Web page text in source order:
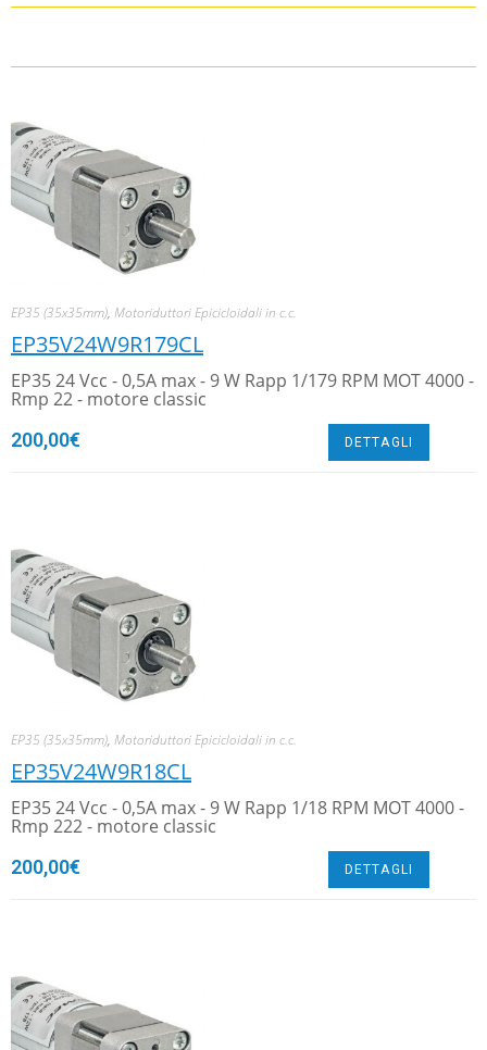
EP35 (35x35mm), Motoriduttori Epicicloidali in c.c.
EP35V24W9R179CL
EP35 24 Vcc - 0,5A max - 9 W Rapp 1/179 RPM MOT 4000 -
Rmp 22 - motore classic
200,00€ DETTAGLI
EP35 (35x35mm), Motoriduttori Epicicloidali in c.c.
EP35V24W9R18CL
EP35 24 Vcc - 0,5A max - 9 W Rapp 1/18 RPM MOT 4000 -
Rmp 222 - motore classic
200,00€ DETTAGLI